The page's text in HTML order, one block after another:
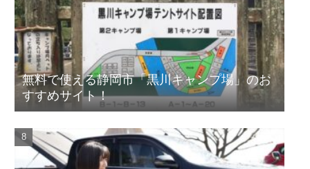
無料で使える静岡市「黒川キャンプ場」のお
すすめサイト！